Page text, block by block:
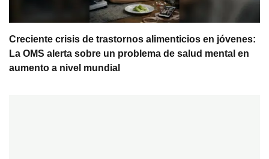
Creciente crisis de trastornos alimenticios en jóvenes:
La OMS alerta sobre un problema de salud mental en
aumento a nivel mundial